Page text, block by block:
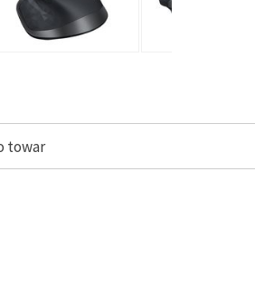
towar